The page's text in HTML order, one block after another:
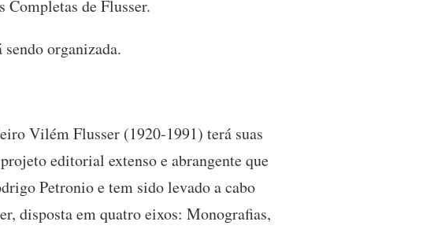
Completas de Flusser.
organizada.
Vilém Flusser (1920-1991) terá suas
editorial extenso e abrangente que
Petronio e tem sido levado a cabo
disposta em quatro eixos: Monografias,